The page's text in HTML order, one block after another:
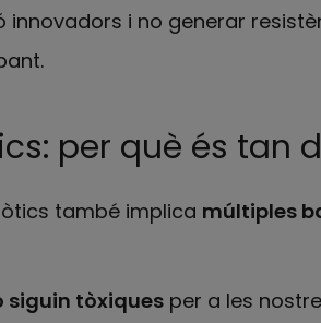
i no generar
per què és tan
també implica múltiples
siguin tòxiquesper a les